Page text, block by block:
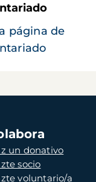
página de
un donativo
socio
voluntario/a